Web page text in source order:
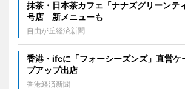
抹茶・日本茶カフェ「ナナズグリーンテ
号店 新メニューも
自由が丘経済新聞
香港・ifcに「フォーシーズンズ」直営ケ
プアップ出店
香港経済新聞